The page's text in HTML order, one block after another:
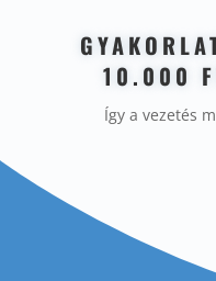
10.000
Így a vezetés